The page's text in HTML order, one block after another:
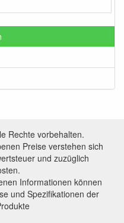
Rechte vorbehalten.
Preise verstehen sich
und zuzüglich
Informationen können
und Spezifikationen der